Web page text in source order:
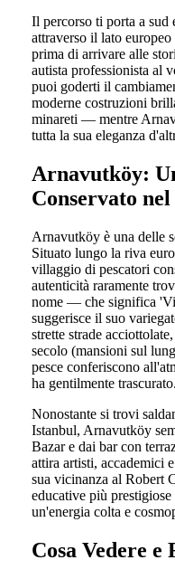
Il percorso ti porta a sud
attraverso il lato
prima di arrivare alle
autista professionista al
puoi goderti il
moderne costruzioni
minareti — mentre
tutta la sua eleganza
Arnavutköy:
Conservato nel
Arnavutköy è una delle
Situato lungo la riva
villaggio di pescatori
autenticità raramente
nome — che significa
suggerisce il suo
strette strade
secolo (mansioni sul
pesce conferiscono
ha gentilmente trascurato.
Nonostante si trovi
Istanbul, Arnavutköy
Bazar e dai bar con
attira artisti, accademici
sua vicinanza al Robert
educative più
un'energia colta e
Cosa Vedere